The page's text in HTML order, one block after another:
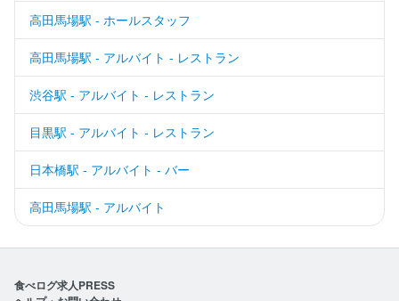
高田馬場駅 - ホールスタッフ
高田馬場駅 - アルバイト - レストラン
渋谷駅 - アルバイト - レストラン
目黒駅 - アルバイト - レストラン
日本橋駅 - アルバイト - バー
高田馬場駅 - アルバイト
食べログ求人PRESS